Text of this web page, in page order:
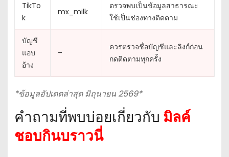
TikTo
k
mx_milk
ตรวจพบเป็นข้อมูลสาธารณะ
ใช้เป็นช่องทางติดตาม
บัญชี
แอบ
อ้าง
–
ควรตรวจชื่อบัญชีและลิงก์ก่อน
กดติดตามทุกครั้ง
*ข้อมูลอัปเดตล่าสุด มิถุนายน 2569*
คำถามที่พบบ่อยเกี่ยวกับ มิลค์
ชอบกินบราวนี่